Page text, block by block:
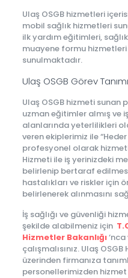
Ulaş OSGB hizmetleri
mobil sağlık hizmetleri
ilk yardım eğitimleri,
muayene formu hizmetleri
sunulmaktadır.
Ulaş OSGB Görev
Ulaş OSGB hizmeti sunan
uzman eğitimler almış ve
alanlarında yeterlilikleri
veren ekiplerimiz ile
profesyonel olarak
Hizmeti ile iş yerinizdeki
belirlenip bertaraf
hastalıkları ve riskler için
belirlenerek alınmasını
İş sağlığı ve güvenliği
şekilde alabilmeniz için
Hizmetler Bakanlığı‘nca
çalışmalısınız. Ulaş
üzerinden firmanıza
personellerimizden